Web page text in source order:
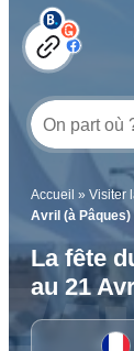
Accueil » Visiter
Avril (à Pâques)
La fête
au 21